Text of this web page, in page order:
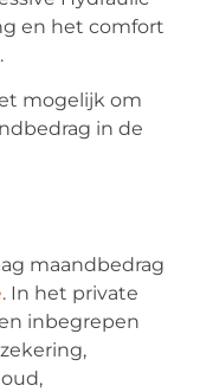
en het comfort
mogelijk om
in de
maandbedrag
. In het private
inbegrepen